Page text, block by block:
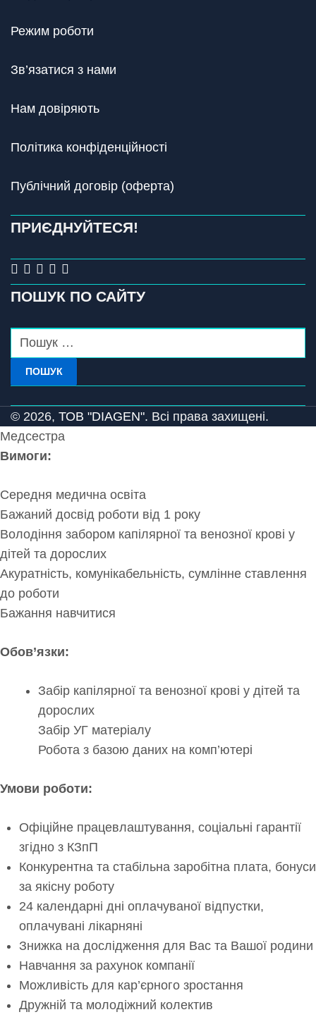
Режим роботи
Зв’язатися з нами
Нам довіряють
Політика конфіденційності
Публічний договір (оферта)
ПРИЄДНУЙТЕСЯ!
ПОШУК ПО САЙТУ
ПОШУК
© 2026, ТОВ "DIAGEN". Всі права захищені.
Медсестра
Вимоги:
Середня медична освіта
Бажаний досвід роботи від 1 року
Володіння забором капілярної та венозної крові у
дітей та дорослих
Акуратність, комунікабельність, сумлінне ставлення
до роботи
Бажання навчитися
Обов’язки:
Забір капілярної та венозної крові у дітей та
дорослих
Забір УГ матеріалу
Робота з базою даних на комп’ютері
Умови роботи:
Офіційне працевлаштування, соціальні гарантії
згідно з КЗпП
Конкурентна та стабільна заробітна плата, бонуси
за якісну роботу
24 календарні дні оплачуваної відпустки,
оплачувані лікарняні
Знижка на дослідження для Вас та Вашої родини
Навчання за рахунок компанії
Можливість для кар’єрного зростання
Дружній та молодіжний колектив